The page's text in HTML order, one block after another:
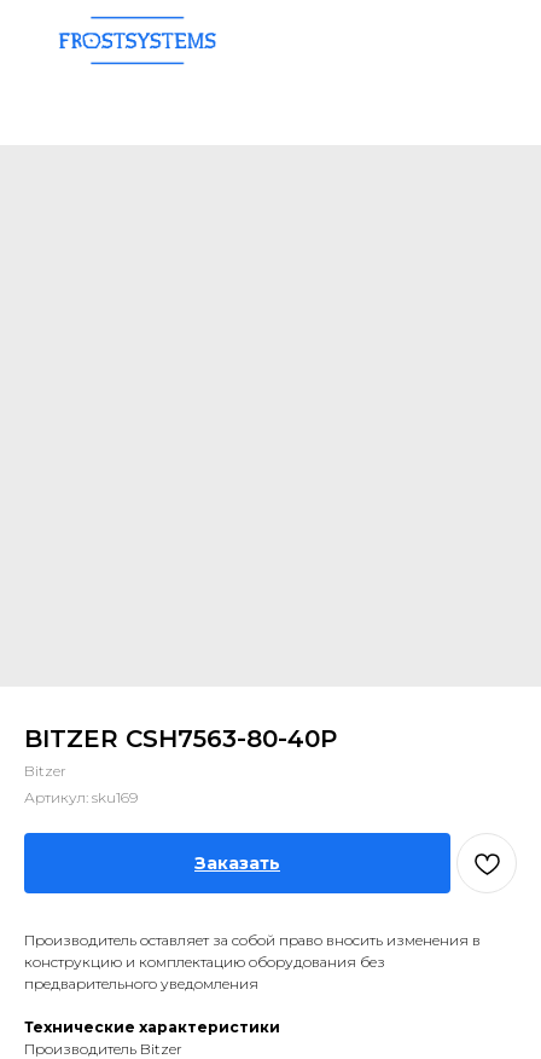
BITZER CSH7563-80-40P
Bitzer
Артикул: sku169
Заказать
Производитель оставляет за собой право вносить изменения в
конструкцию и комплектацию оборудования без
предварительного уведомления
Технические характеристики
Производитель Bitzer